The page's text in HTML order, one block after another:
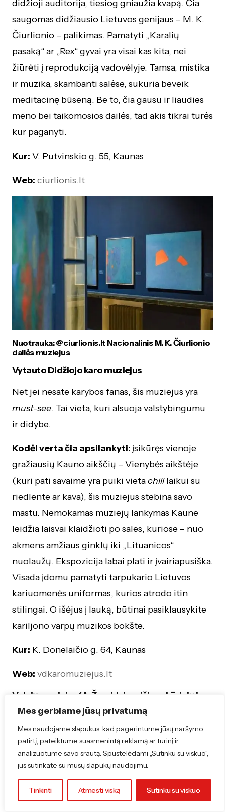
Mes gerbiame jūsų privatumą
Mes naudojame slapukus, kad pagerintume jūsų naršymo
patirtį, pateiktume suasmenintą reklamą ar turinį ir
analizuotume savo srautą. Spustelėdami „Sutinku su viskuo“,
jūs sutinkate su mūsų slapukų naudojimu.
Tinkinti Atmesti viską Sutinku su viskuo
didžioji auditorija, tiesiog gniaužia kvapą. Čia
saugomas didžiausio Lietuvos genijaus – M. K.
Čiurlionio – palikimas. Pamatyti „Karalių
pasaką“ ar „Rex“ gyvai yra visai kas kita, nei
žiūrėti į reprodukciją vadovėlyje. Tamsa, mistika
ir muzika, skambanti salėse, sukuria beveik
meditacinę būseną. Be to, čia gausu ir liaudies
meno bei taikomosios dailės, tad akis tikrai turės
kur paganyti.
Kur: V. Putvinskio g. 55, Kaunas
Web: ciurlionis.lt
Nuotrauka: @ciurlionis.lt Nacionalinis M. K. Čiurlionio
dailės muziejus
Vytauto Didžiojo karo muziejus
Net jei nesate karybos fanas, šis muziejus yra
must-see. Tai vieta, kuri alsuoja valstybingumu
ir didybe.
Kodėl verta čia apsilankyti: įsikūręs vienoje
gražiausių Kauno aikščių – Vienybės aikštėje
(kuri pati savaime yra puiki vietachilllaikui su
riedlente ar kava), šis muziejus stebina savo
mastu. Nemokamas muziejų lankymas Kaune
leidžia laisvai klaidžioti po sales, kuriose – nuo
akmens amžiaus ginklų iki „Lituanicos“
nuolaužų. Ekspozicija labai plati ir įvairiapusiška.
Visada įdomu pamatyti tarpukario Lietuvos
kariuomenės uniformas, kurios atrodo itin
stilingai. O išėjus į lauką, būtinai pasiklausykite
kariljono varpų muzikos bokšte.
Kur: K. Donelaičio g. 64, Kaunas
Web: vdkaromuziejus.lt
Velnių muziejus (A. Žmuidzinavičiaus kūrinių ir
rinkinių muziejus)
Tai vienintelis toks muziejus pasaulyje. Taip,
pasaulyje. Ir jis yra Kaune.
Kodėl verta čia apsilankyti:jei ieškote kažko
keisto, linksmo ir unikalaus – eikite čia.
Kolekcijoje – tūkstančiai velnių iš viso pasaulio: